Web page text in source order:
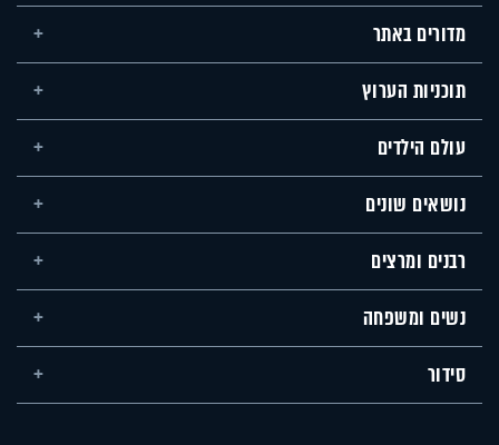
מדורים באתר
תוכניות הערוץ
עולם הילדים
נושאים שונים
רבנים ומרצים
נשים ומשפחה
סידור